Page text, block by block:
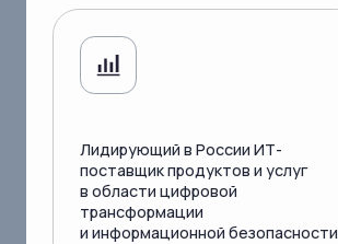
Лидирующий в России ИТ-
поставщик продуктов и услуг
в области цифровой
трансформации
и информационной безопасности